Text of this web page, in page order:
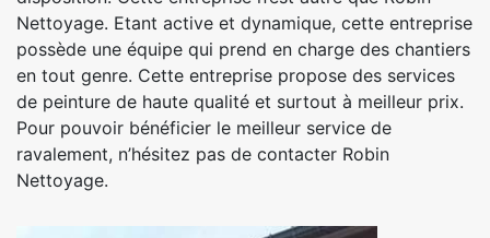
Nettoyage. Etant active et dynamique, cette entreprise
possède une équipe qui prend en charge des chantiers
en tout genre. Cette entreprise propose des services
de peinture de haute qualité et surtout à meilleur prix.
Pour pouvoir bénéficier le meilleur service de
ravalement, n’hésitez pas de contacter Robin
Nettoyage.